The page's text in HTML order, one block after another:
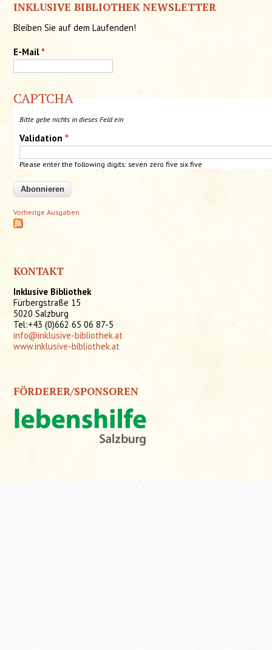
INKLUSIVE BIBLIOTHEK NEWSLETTER
Bleiben Sie auf dem Laufenden!
E-Mail *
CAPTCHA
Bitte gebe nichts in dieses Feld ein
Validation *
Please enter the following digits: seven zero five six five
Vorherige Ausgaben
KONTAKT
Inklusive Bibliothek
Fürbergstraße 15
5020 Salzburg
Tel:+43 (0)662 65 06 87-5
info@inklusive-bibliothek.at
www.inklusive-bibliothek.at
FÖRDERER/SPONSOREN